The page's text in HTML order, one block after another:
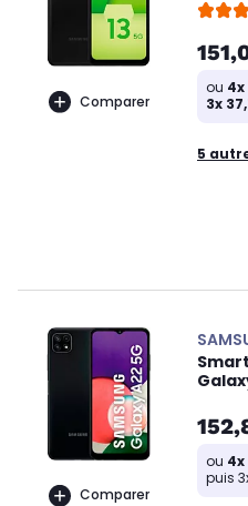
Comparer
ou
3x
5
Comparer
ou
puis